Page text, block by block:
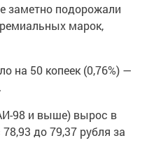
заметно подорожали
марок,
на 50 копеек (0,76%) —
98 и выше) вырос в
до 79,37 рубля за